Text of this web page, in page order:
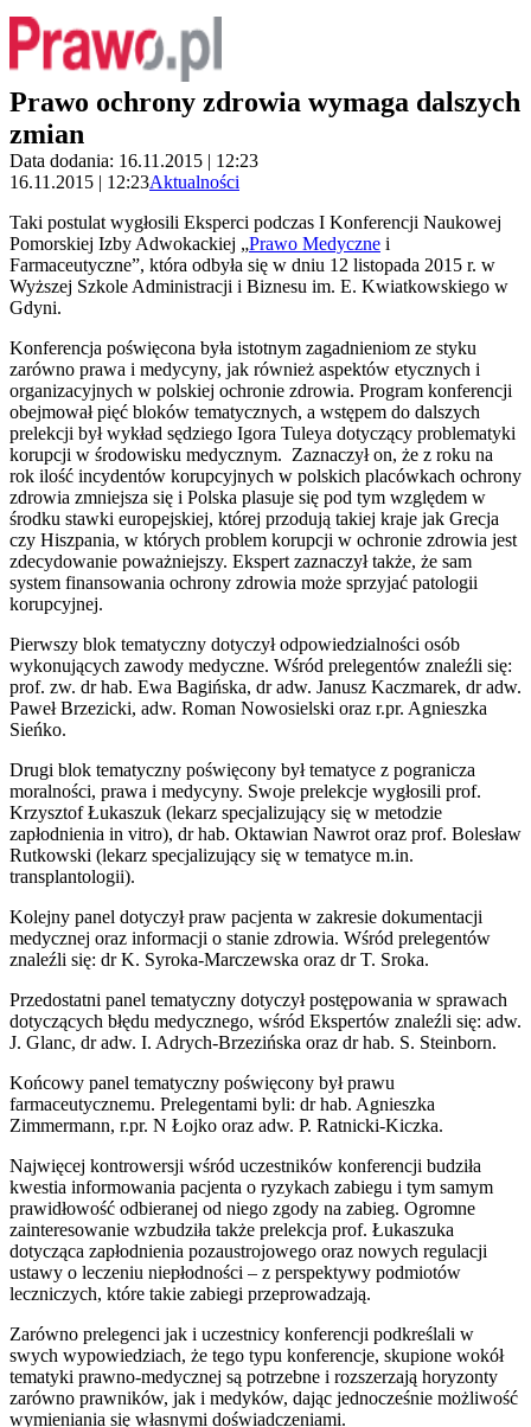
Prawo ochrony zdrowia wymaga dalszych
zmian
Data dodania: 16.11.2015 | 12:23
16.11.2015 | 12:23Aktualności
Taki postulat wygłosili Eksperci podczas I Konferencji Naukowej
Pomorskiej Izby Adwokackiej „Prawo Medyczne i
Farmaceutyczne”, która odbyła się w dniu 12 listopada 2015 r. w
Wyższej Szkole Administracji i Biznesu im. E. Kwiatkowskiego w
Gdyni.
Konferencja poświęcona była istotnym zagadnieniom ze styku
zarówno prawa i medycyny, jak również aspektów etycznych i
organizacyjnych w polskiej ochronie zdrowia. Program konferencji
obejmował pięć bloków tematycznych, a wstępem do dalszych
prelekcji był wykład sędziego Igora Tuleya dotyczący problematyki
korupcji w środowisku medycznym. Zaznaczył on, że z roku na
rok ilość incydentów korupcyjnych w polskich placówkach ochrony
zdrowia zmniejsza się i Polska plasuje się pod tym względem w
środku stawki europejskiej, której przodują takiej kraje jak Grecja
czy Hiszpania, w których problem korupcji w ochronie zdrowia jest
zdecydowanie poważniejszy. Ekspert zaznaczył także, że sam
system finansowania ochrony zdrowia może sprzyjać patologii
korupcyjnej.
Pierwszy blok tematyczny dotyczył odpowiedzialności osób
wykonujących zawody medyczne. Wśród prelegentów znaleźli się:
prof. zw. dr hab. Ewa Bagińska, dr adw. Janusz Kaczmarek, dr adw.
Paweł Brzezicki, adw. Roman Nowosielski oraz r.pr. Agnieszka
Sieńko.
Drugi blok tematyczny poświęcony był tematyce z pogranicza
moralności, prawa i medycyny. Swoje prelekcje wygłosili prof.
Krzysztof Łukaszuk (lekarz specjalizujący się w metodzie
zapłodnienia in vitro), dr hab. Oktawian Nawrot oraz prof. Bolesław
Rutkowski (lekarz specjalizujący się w tematyce m.in.
transplantologii).
Kolejny panel dotyczył praw pacjenta w zakresie dokumentacji
medycznej oraz informacji o stanie zdrowia. Wśród prelegentów
znaleźli się: dr K. Syroka-Marczewska oraz dr T. Sroka.
Przedostatni panel tematyczny dotyczył postępowania w sprawach
dotyczących błędu medycznego, wśród Ekspertów znaleźli się: adw.
J. Glanc, dr adw. I. Adrych-Brzezińska oraz dr hab. S. Steinborn.
Końcowy panel tematyczny poświęcony był prawu
farmaceutycznemu. Prelegentami byli: dr hab. Agnieszka
Zimmermann, r.pr. N Łojko oraz adw. P. Ratnicki-Kiczka.
Najwięcej kontrowersji wśród uczestników konferencji budziła
kwestia informowania pacjenta o ryzykach zabiegu i tym samym
prawidłowość odbieranej od niego zgody na zabieg. Ogromne
zainteresowanie wzbudziła także prelekcja prof. Łukaszuka
dotycząca zapłodnienia pozaustrojowego oraz nowych regulacji
ustawy o leczeniu niepłodności – z perspektywy podmiotów
leczniczych, które takie zabiegi przeprowadzają.
Zarówno prelegenci jak i uczestnicy konferencji podkreślali w
swych wypowiedziach, że tego typu konferencje, skupione wokół
tematyki prawno-medycznej są potrzebne i rozszerzają horyzonty
zarówno prawników, jak i medyków, dając jednocześnie możliwość
wymieniania się własnymi doświadczeniami.